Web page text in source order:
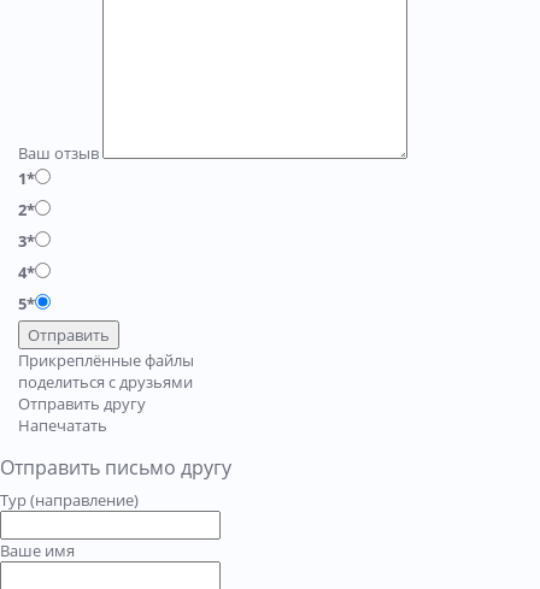
Ваш отзыв
1*
2*
3*
4*
5*
Отправить
Прикреплённые файлы
поделиться с друзьями
Отправить другу
Напечатать
Отправить письмо другу
Тур (направление)
Ваше имя